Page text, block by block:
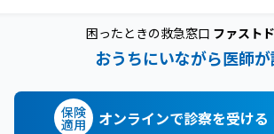
困ったときの救急窓口 ファスト
おうちにいながら医師
保険
適用 オンラインで診察を受ける